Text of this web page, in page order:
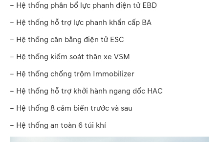
– Hệ thống phân bổ lực phanh điện tử EBD
– Hệ thống hỗ trợ lực phanh khẩn cấp BA
– Hệ thống cân bằng điện tử ESC
– Hệ thống kiểm soát thân xe VSM
– Hệ thống chống trộm Immobilizer
– Hệ thống hỗ trợ khởi hành ngang dốc HAC
– Hệ thống 8 cảm biến trước và sau
– Hệ thống an toàn 6 túi khí